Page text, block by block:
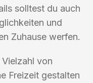
solltest du auch
und
Zuhause werfen.
von
Freizeit gestalten